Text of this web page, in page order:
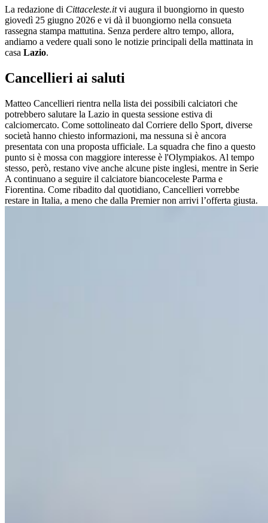
La redazione di Cittaceleste.itvi augura il buongiorno in questo
giovedì 25 giugno 2026 e vi dà il buongiorno nella consueta
rassegna stampa mattutina. Senza perdere altro tempo, allora,
andiamo a vedere quali sono le notizie principali della mattinata in
casa Lazio.
Cancellieri ai saluti
Matteo Cancellieri rientra nella lista dei possibili calciatori che
potrebbero salutare la Lazio in questa sessione estiva di
calciomercato. Come sottolineato dal Corriere dello Sport, diverse
società hanno chiesto informazioni, ma nessuna si è ancora
presentata con una proposta ufficiale. La squadra che fino a questo
punto si è mossa con maggiore interesse è l'Olympiakos. Al tempo
stesso, però, restano vive anche alcune piste inglesi, mentre in Serie
A continuano a seguire il calciatore biancoceleste Parma e
Fiorentina. Come ribadito dal quotidiano, Cancellieri vorrebbe
restare in Italia, a meno che dalla Premier non arrivi l’offerta giusta.